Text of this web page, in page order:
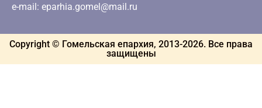
e-mail: eparhia.gomel@mail.ru
Copyright © Гомельская епархия, 2013-2026. Все права
защищены